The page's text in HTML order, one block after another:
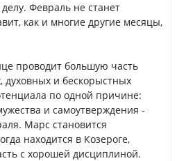
Февраль не станет
как и многие другие месяцы,
проводит большую часть
духовных и бескорыстных
по одной причине:
и самоутверждения -
Марс становится
находится в Козероге,
с хорошей дисциплиной.